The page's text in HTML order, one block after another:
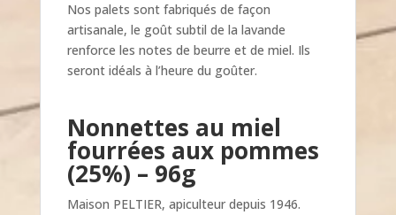
Nos palets sont fabriqués de façon
artisanale, le goût subtil de la lavande
renforce les notes de beurre et de miel. Ils
seront idéals à l’heure du goûter.
Nonnettes au miel
fourrées aux pommes
(25%) – 96g
Maison PELTIER, apiculteur depuis 1946.